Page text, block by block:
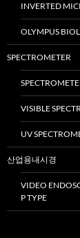
INVERTED
OLYMPUS
SPECTROMETER
VISIBLE
UV
산업용내시경
VIDEO
P TYPE